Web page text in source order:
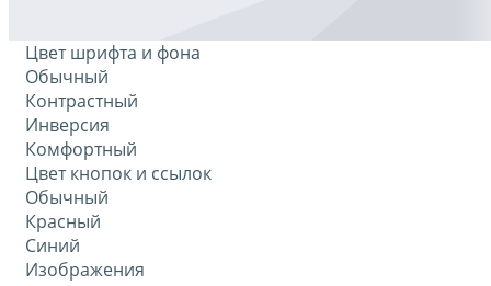
Цвет шрифта и фона
Обычный
Контрастный
Инверсия
Комфортный
Цвет кнопок и ссылок
Обычный
Красный
Синий
Изображения